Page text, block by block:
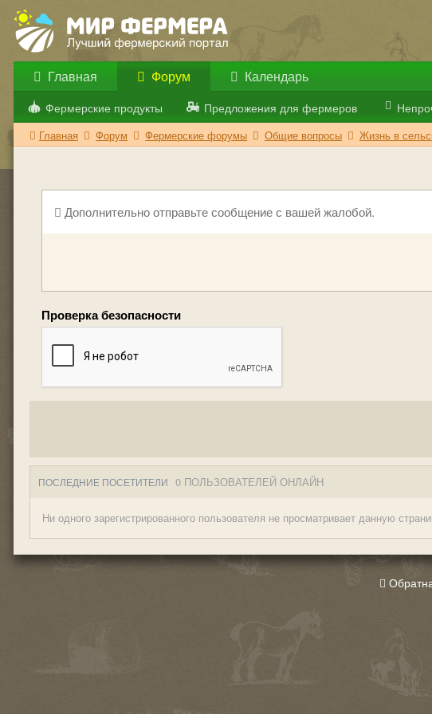
Главная Форум
Фермерские продукты Предложения для фермеров
Календарь
Главная Форум Фермерские форумы Общие вопросы Жизнь в
Дополнительно отправьте сообщение с вашей жалобой.
Проверка безопасности
ПОСЛЕДНИЕ ПОСЕТИТЕЛИ 0 ПОЛЬЗОВАТЕЛЕЙ ОНЛАЙН
Ни одного зарегистрированного пользователя не просматривает данную